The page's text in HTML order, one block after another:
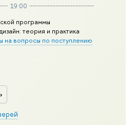
19:00
программы
теория и практика
на вопросы по поступлению